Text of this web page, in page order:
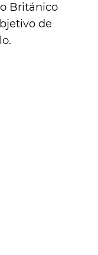
Británico
de